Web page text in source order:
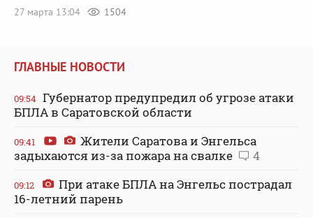
27 марта 13:04
1504
ГЛАВНЫЕ НОВОСТИ
09:54 Губернатор предупредил об угрозе атаки
БПЛА в Саратовской области
09:41
Жители Саратова и Энгельса
задыхаются из-за пожара на свалке
4
09:12
При атаке БПЛА на Энгельс пострадал
16-летний парень